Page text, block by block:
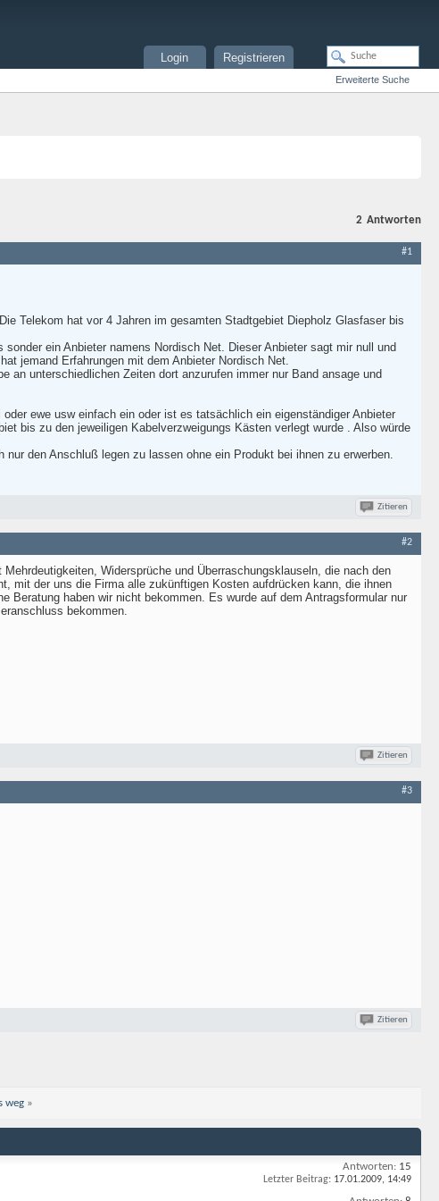
Registrieren
Login
Erweiterte Suche
2 Antworten
#1
Telekom hat vor 4 Jahren im gesamten Stadtgebiet Diepholz Glasfaser bis
ein Anbieter namens Nordisch Net. Dieser Anbieter sagt mir null und
jemand Erfahrungen mit dem Anbieter Nordisch Net.
an unterschiedlichen Zeiten dort anzurufen immer nur Band ansage und
ewe usw einfach ein oder ist es tatsächlich ein eigenständiger Anbieter
bis zu den jeweiligen Kabelverzweigungs Kästen verlegt wurde . Also würde
den Anschluß legen zu lassen ohne ein Produkt bei ihnen zu erwerben.
Zitieren
#2
Widersprüche und Überraschungsklauseln, die nach den
mit der uns die Firma alle zukünftigen Kosten aufdrücken kann, die ihnen
Beratung haben wir nicht bekommen. Es wurde auf dem Antragsformular nur
bekommen.
Zitieren
#3
Zitieren
weg »
Antworten: 15
Letzter Beitrag: 17.01.2009, 14:49